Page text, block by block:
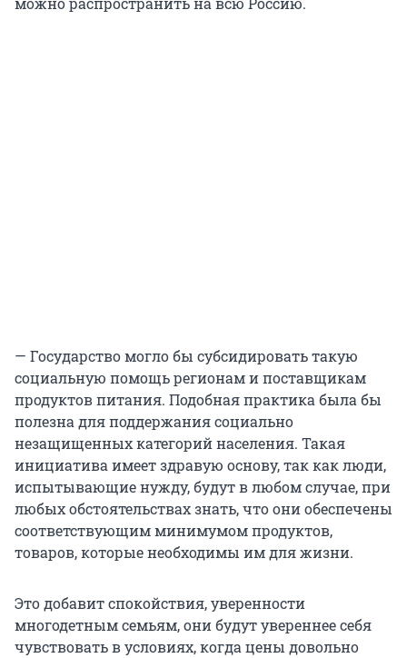
— Государство могло бы субсидировать такую
социальную помощь регионам и поставщикам
продуктов питания. Подобная практика была бы
полезна для поддержания социально
незащищенных категорий населения. Такая
инициатива имеет здравую основу, так как люди,
испытывающие нужду, будут в любом случае, при
любых обстоятельствах знать, что они обеспечены
соответствующим минимумом продуктов,
товаров, которые необходимы им для жизни.
Это добавит спокойствия, уверенности
многодетным семьям, они будут увереннее себя
чувствовать в условиях, когда цены довольно